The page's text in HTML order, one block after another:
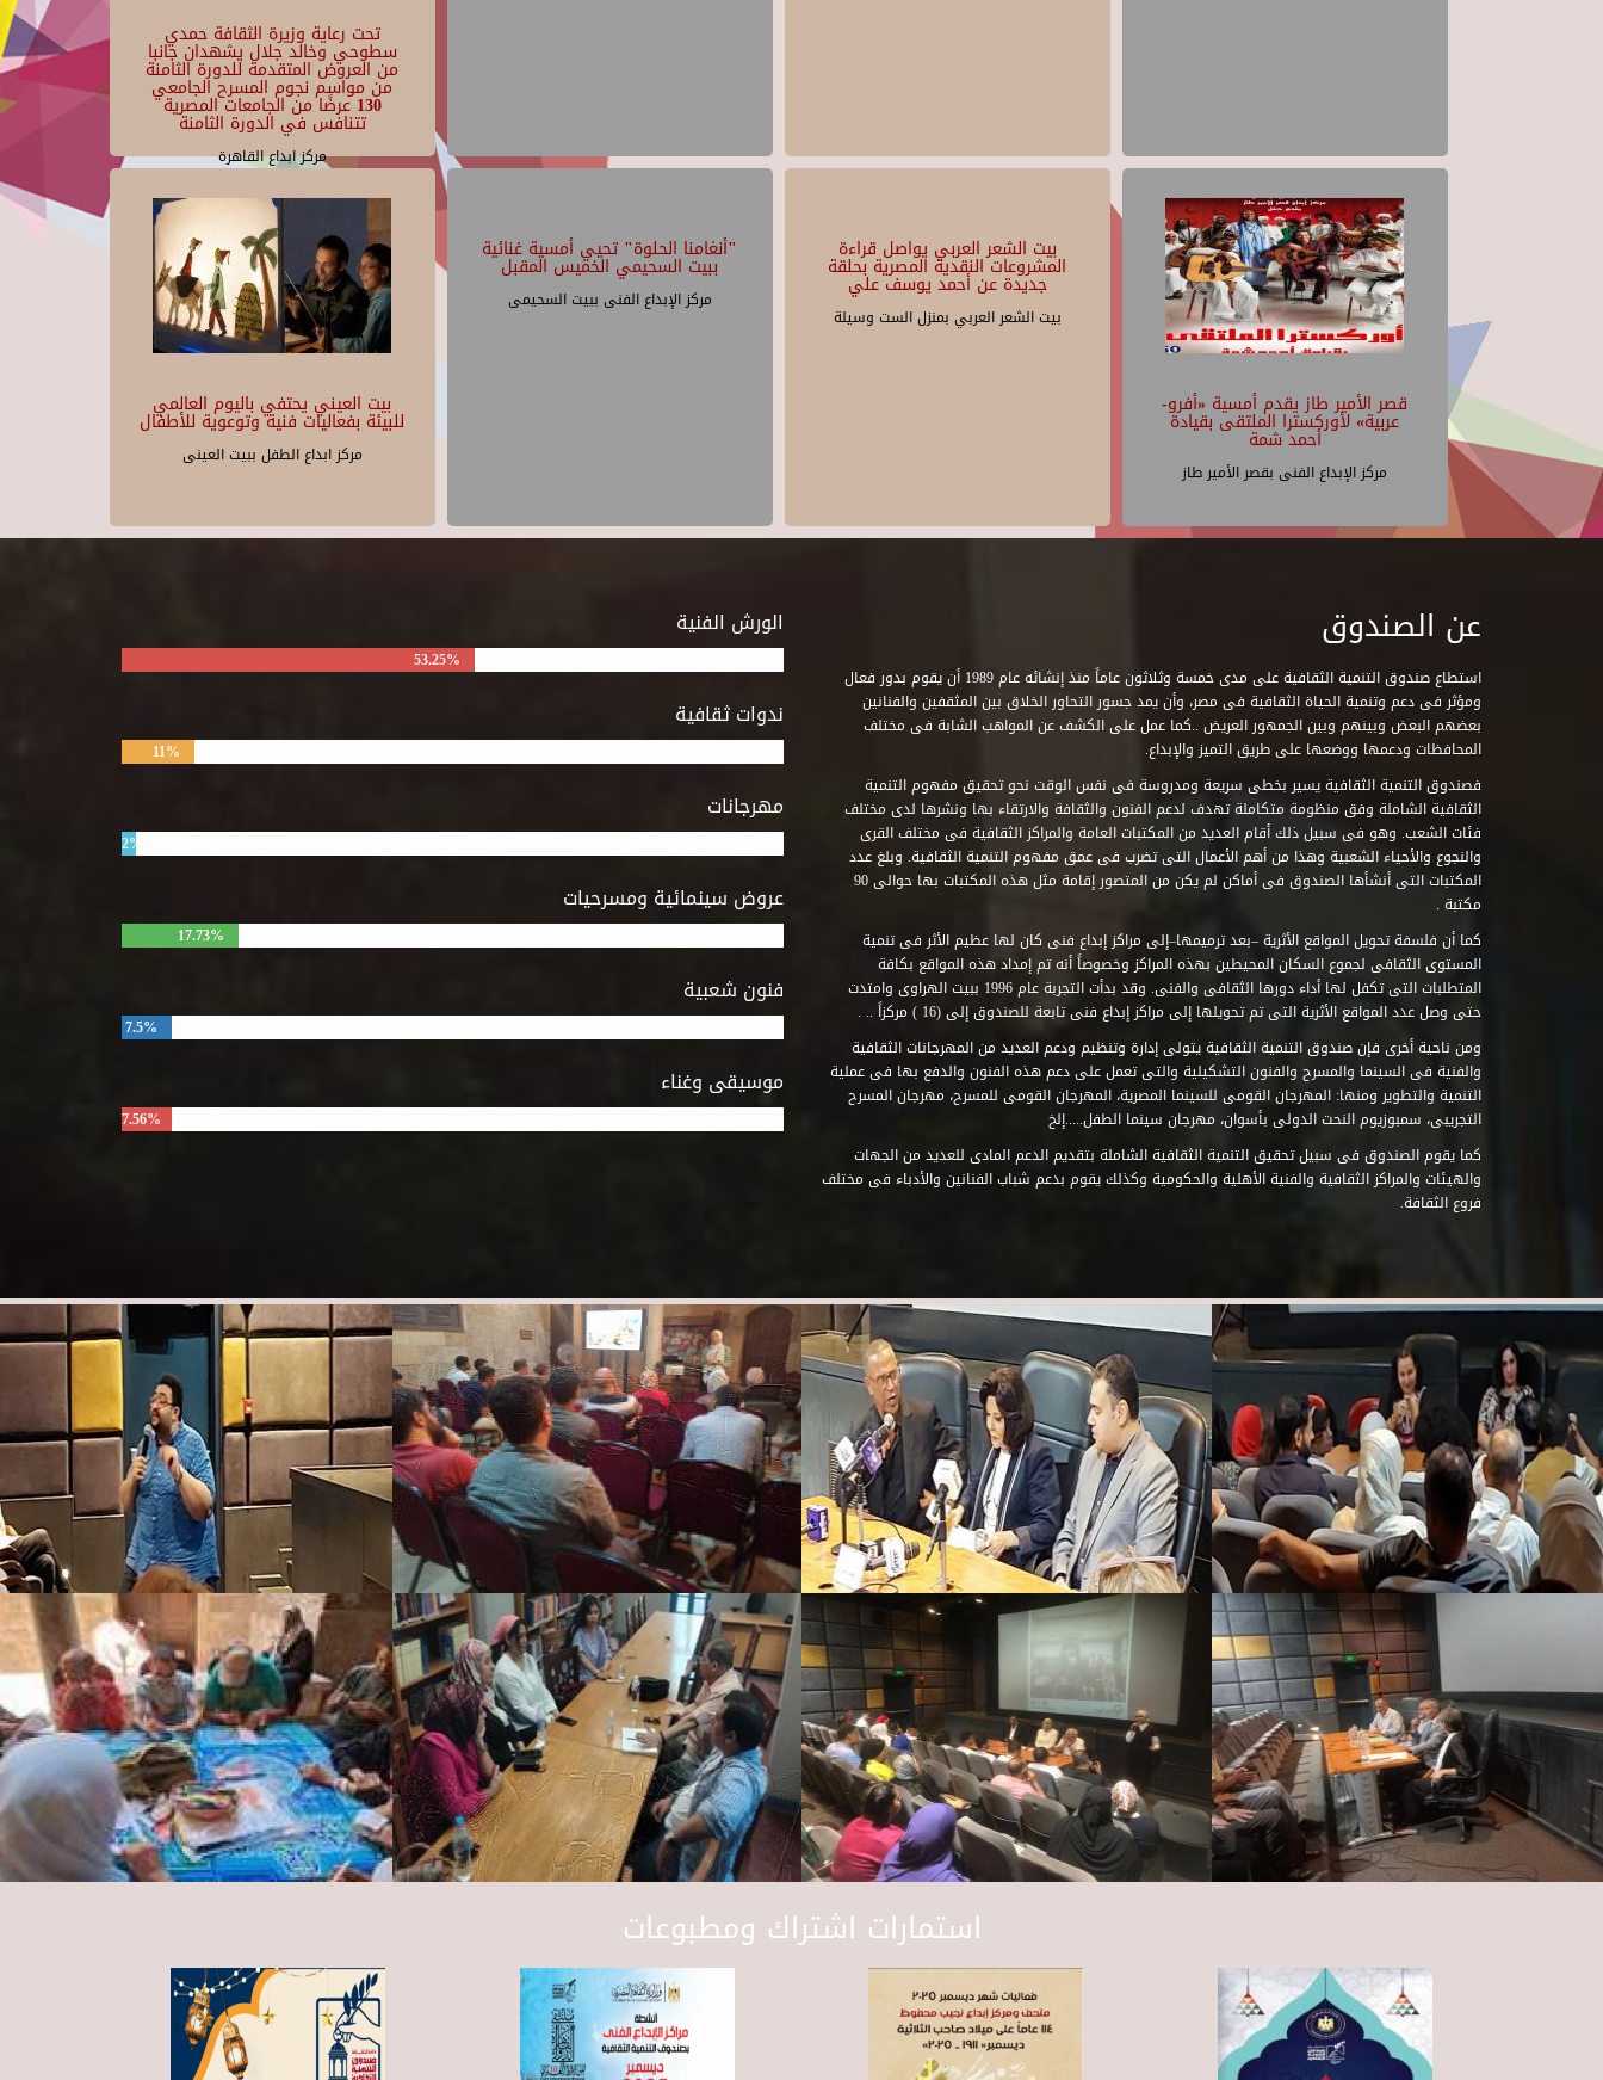
تحت رعاية وزيرة الثقافة حمدي
سطوحي وخالد جلال يشهدان جانبا
من العروض المتقدمة للدورة الثامنة
من مواسم نجوم المسرح الجامعي
130 عرضًا من الجامعات المصرية
تتنافس في الدورة الثامنة
مركز ابداع القاهرة
بيت العيني يحتفي باليوم العالمي
للبيئة بفعاليات فنية وتوعوية للأطفال
مركز ابداع الطفل ببيت العينى
"أنغامنا الحلوة" تحيي أمسية غنائية
ببيت السحيمي الخميس المقبل
مركز الإبداع الفنى ببيت السحيمى
بيت الشعر العربي يواصل قراءة
المشروعات النقدية المصرية بحلقة
جديدة عن أحمد يوسف علي
بيت الشعر العربي بمنزل الست وسيلة
قصر الأمير طاز يقدم أمسية «أفرو-
عربية» لأوركسترا الملتقى بقيادة
أحمد شمة
مركز الإبداع الفنى بقصر الأمير طاز
الورش الفنية
53.25%
ندوات ثقافية
11%
مهرجانات
2%
عروض سينمائية ومسرحيات
17.73%
فنون شعبية
7.5%
موسيقى وغناء
7.56%
عن الصندوق
استطاع صندوق التنمية الثقافية على مدى خمسة وثلاثون عاماً منذ إنشائه عام 1989 أن يقوم بدور فعال
ومؤثر فى دعم وتنمية الحياة الثقافية فى مصر، وأن يمد جسور التحاور الخلاق بين المثقفين والفنانين
بعضهم البعض وبينهم وبين الجمهور العريض ..كما عمل على الكشف عن المواهب الشابة فى مختلف
المحافظات ودعمها ووضعها على طريق التميز والإبداع.
فصندوق التنمية الثقافية يسير بخطى سريعة ومدروسة فى نفس الوقت نحو تحقيق مفهوم التنمية
الثقافية الشاملة وفق منظومة متكاملة تهدف لدعم الفنون والثقافة والارتقاء بها ونشرها لدى مختلف
فئات الشعب. وهو فى سبيل ذلك أقام العديد من المكتبات العامة والمراكز الثقافية فى مختلف القرى
والنجوع والأحياء الشعبية وهذا من أهم الأعمال التى تضرب فى عمق مفهوم التنمية الثقافية. وبلغ عدد
المكتبات التى أنشأها الصندوق فى أماكن لم يكن من المتصور إقامة مثل هذه المكتبات بها حوالى 90
مكتبة .
كما أن فلسفة تحويل المواقع الأثرية –بعد ترميمها–إلى مراكز إبداع فنى كان لها عظيم الأثر فى تنمية
المستوى الثقافى لجموع السكان المحيطين بهذه المراكز وخصوصاً أنه تم إمداد هذه المواقع بكافة
المتطلبات التى تكفل لها أداء دورها الثقافى والفنى. وقد بدأت التجربة عام 1996 ببيت الهراوى وامتدت
حتى وصل عدد المواقع الأثرية التى تم تحويلها إلى مراكز إبداع فنى تابعة للصندوق إلى (16 ) مركزاً .. .
ومن ناحية أخرى فإن صندوق التنمية الثقافية يتولى إدارة وتنظيم ودعم العديد من المهرجانات الثقافية
والفنية فى السينما والمسرح والفنون التشكيلية والتى تعمل على دعم هذه الفنون والدفع بها فى عملية
التنمية والتطوير ومنها: المهرجان القومى للسينما المصرية، المهرجان القومى للمسرح، مهرجان المسرح
التجريبى، سمبوزيوم النحت الدولى بأسوان، مهرجان سينما الطفل.....إلخ
كما يقوم الصندوق فى سبيل تحقيق التنمية الثقافية الشاملة بتقديم الدعم المادى للعديد من الجهات
والهيئات والمراكز الثقافية والفنية الأهلية والحكومية وكذلك يقوم بدعم شباب الفنانين والأدباء فى مختلف
فروع الثقافة.
استمارات اشتراك ومطبوعات